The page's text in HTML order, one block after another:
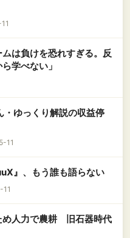
は負けを恐れすぎる。反
学べない」
・ゆっくり解説の収益停
11
』、もう誰も語らない
11
め人力で農耕 旧石器時代